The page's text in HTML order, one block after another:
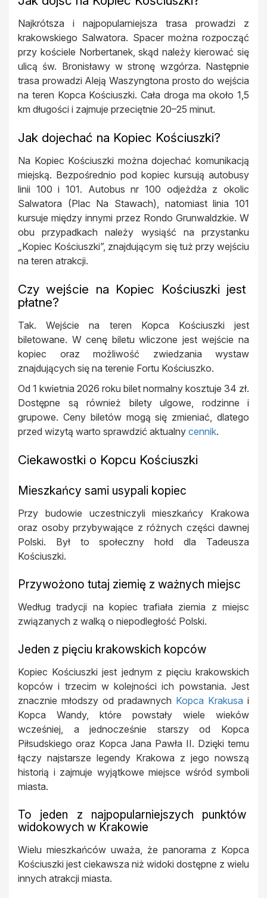
Najkrótsza i najpopularniejsza trasa prowadzi z
krakowskiego Salwatora. Spacer można rozpocząć
przy kościele Norbertanek, skąd należy kierować się
ulicą św. Bronisławy w stronę wzgórza. Następnie
trasa prowadzi Aleją Waszyngtona prosto do wejścia
na teren Kopca Kościuszki. Cała droga ma około 1,5
km długości i zajmuje przeciętnie 20–25 minut.
Jak dojechać na Kopiec Kościuszki?
Na Kopiec Kościuszki można dojechać komunikacją
miejską. Bezpośrednio pod kopiec kursują autobusy
linii 100 i 101. Autobus nr 100 odjeżdża z okolic
Salwatora (Plac Na Stawach), natomiast linia 101
kursuje między innymi przez Rondo Grunwaldzkie. W
obu przypadkach należy wysiąść na przystanku
„Kopiec Kościuszki”, znajdującym się tuż przy wejściu
na teren atrakcji.
Czy wejście na Kopiec Kościuszki jest
płatne?
Tak. Wejście na teren Kopca Kościuszki jest
biletowane. W cenę biletu wliczone jest wejście na
kopiec oraz możliwość zwiedzania wystaw
znajdujących się na terenie Fortu Kościuszko.
Od 1 kwietnia 2026 roku bilet normalny kosztuje 34 zł.
Dostępne są również bilety ulgowe, rodzinne i
grupowe. Ceny biletów mogą się zmieniać, dlatego
przed wizytą warto sprawdzić aktualny cennik.
Ciekawostki o Kopcu Kościuszki
Mieszkańcy sami usypali kopiec
Przy budowie uczestniczyli mieszkańcy Krakowa
oraz osoby przybywające z różnych części dawnej
Polski. Był to społeczny hołd dla Tadeusza
Kościuszki.
Przywożono tutaj ziemię z ważnych miejsc
Według tradycji na kopiec trafiała ziemia z miejsc
związanych z walką o niepodległość Polski.
Jeden z pięciu krakowskich kopców
Kopiec Kościuszki jest jednym z pięciu krakowskich
kopców i trzecim w kolejności ich powstania. Jest
znacznie młodszy od pradawnych Kopca Krakusa i
Kopca Wandy, które powstały wiele wieków
wcześniej, a jednocześnie starszy od Kopca
Piłsudskiego oraz Kopca Jana Pawła II. Dzięki temu
łączy najstarsze legendy Krakowa z jego nowszą
historią i zajmuje wyjątkowe miejsce wśród symboli
miasta.
To jeden z najpopularniejszych punktów
widokowych w Krakowie
Wielu mieszkańców uważa, że panorama z Kopca
Kościuszki jest ciekawsza niż widoki dostępne z wielu
innych atrakcji miasta.